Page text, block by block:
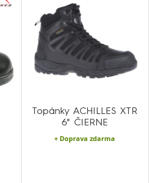
Topánky ACHILLES XTR
6" ČIERNE
+ Doprava zdarma